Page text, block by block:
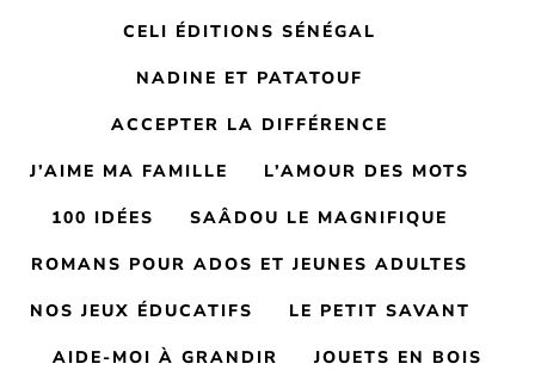
CELI ÉDITIONS SÉNÉGAL
NADINE ET PATATOUF
ACCEPTER LA DIFFÉRENCE
J’AIME MA FAMILLE L’AMOUR DES MOTS
100 IDÉES SAÂDOU LE MAGNIFIQUE
ROMANS POUR ADOS ET JEUNES ADULTES
NOS JEUX ÉDUCATIFS LE PETIT SAVANT
AIDE-MOI À GRANDIR JOUETS EN BOIS